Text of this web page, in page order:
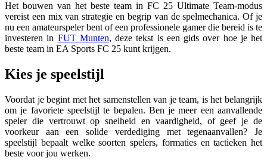
Het bouwen van het beste team in FC 25 Ultimate Team-modus
vereist een mix van strategie en begrip van de spelmechanica. Of je
nu een amateurspeler bent of een professionele gamer die bereid is te
investeren in FUT Munten, deze tekst is een gids over hoe je het
beste team in EA Sports FC 25 kunt krijgen.
Kies je speelstijl
Voordat je begint met het samenstellen van je team, is het belangrijk
om je favoriete speelstijl te bepalen. Ben je meer een aanvallende
speler die vertrouwt op snelheid en vaardigheid, of geef je de
voorkeur aan een solide verdediging met tegenaanvallen? Je
speelstijl bepaalt welke soorten spelers, formaties en tactieken het
beste voor jou werken.